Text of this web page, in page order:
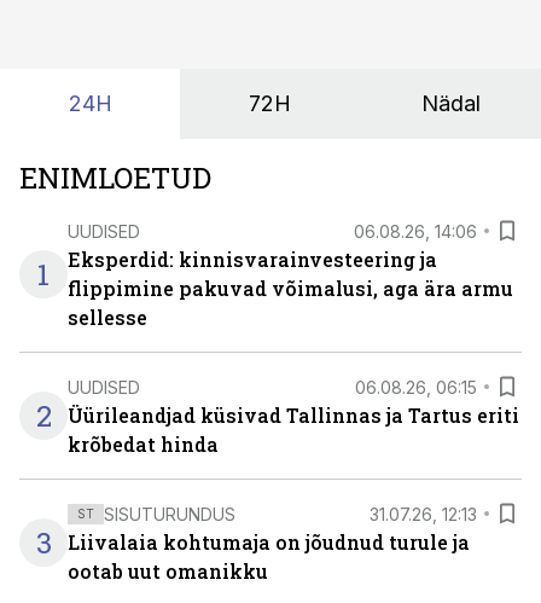
24H 72H Nädal
ENIMLOETUD
1
UUDISED 06.08.26, 14:06
Eksperdid: kinnisvarainvesteering ja
flippimine pakuvad võimalusi, aga ära armu
sellesse
2
UUDISED 06.08.26, 06:15
Üürileandjad küsivad Tallinnas ja Tartus eriti
krõbedat hinda
3
ST SISUTURUNDUS 31.07.26, 12:13
Liivalaia kohtumaja on jõudnud turule ja
ootab uut omanikku